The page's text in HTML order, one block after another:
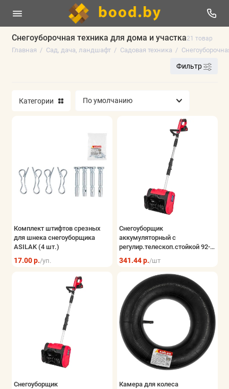
Снегоуборочная техника для дома и участка21 товар
Главная Сад, дача, ландшафт Садовая техника
Гидропонные системы выращивания
Контейнеры, плантеры и клумбы для
Садовые мешки и компостеры
Садовая техника
Садовый инструмент
Фильтр
Категории
Комплект штифтов срезных
для шнека снегоуборщика
ASILAK (4 шт.)
17.00 р./уп.
Снегоуборщик
аккумуляторный с
регулир.телескоп.стойкой 92-
110см(ширина уборки
26см,высота уборки 16см,max
дальность выброса
5.5м,101дБ,2700об/мин)
341.44 р./шт
Снегоуборщик
Камера для колеса